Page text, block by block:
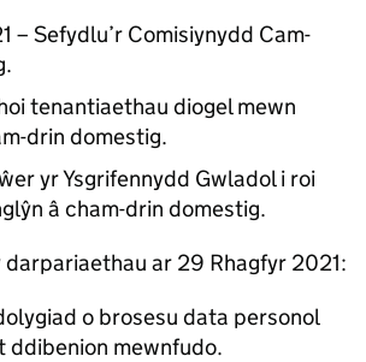
– Sefydlu’r Comisiynydd Cam-
tenantiaethau diogel mewn
drin domestig.
yr Ysgrifennydd Gwladol i roi
â cham-drin domestig.
ar 29 Rhagfyr 2021:
o brosesu data personol
ddibenion mewnfudo.